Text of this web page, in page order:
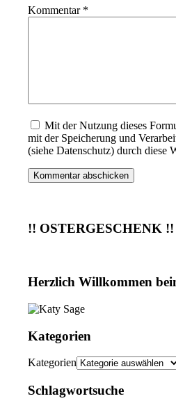
Kommentar *
Mit der Nutzung dieses
mit der Speicherung und
(siehe Datenschutz) durch diese
!! OSTERGESCHENK !!
Herzlich Willkommen
Kategorien
Kategorien
Schlagwortsuche